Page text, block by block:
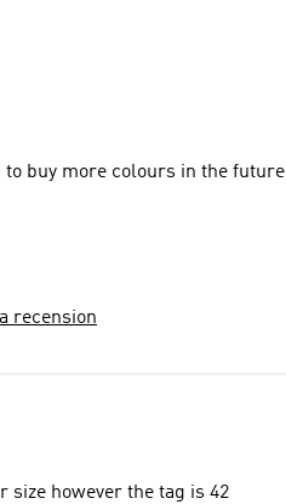
buy more colours in the future
recension
size however the tag is 42